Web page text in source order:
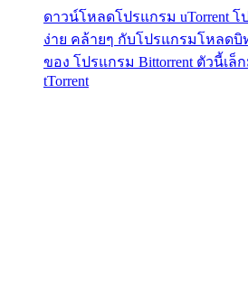
ดาวน์โหลดโปรแกรม uTorrent โ
ง่าย คล้ายๆ กับโปรแกรมโหลดบิ
ของ โปรแกรม Bittorrent ตัวนี้เล็
tTorrent